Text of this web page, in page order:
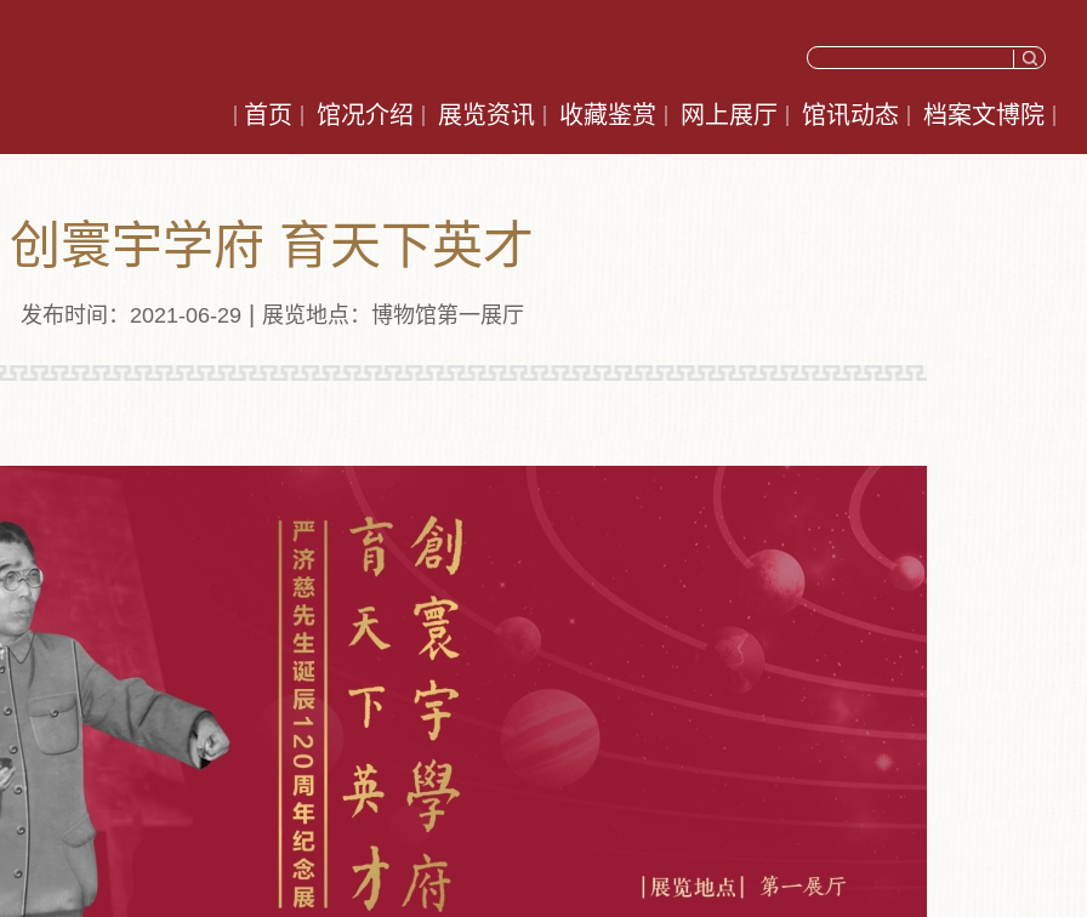
首页 馆况介绍 展览资讯 收藏鉴赏 网上展厅 馆讯动态 档案文博院
创寰宇学府 育天下英才
发布时间：2021-06-29| 展览地点：博物馆第一展厅